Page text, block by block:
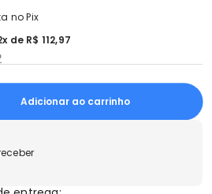
no Pix
de R$ 112,97
Adicionar ao carrinho